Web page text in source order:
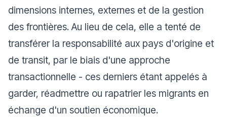
dimensions internes, externes et de la gestion
des frontières. Au lieu de cela, elle a tenté de
transférer la responsabilité aux pays d'origine et
de transit, par le biais d'une approche
transactionnelle - ces derniers étant appelés à
garder, réadmettre ou rapatrier les migrants en
échange d'un soutien économique.